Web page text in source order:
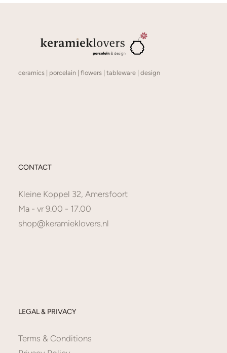
ceramics | porcelain | flowers | tableware | design
CONTACT
Kleine Koppel 32, Amersfoort
Ma - vr 9.00 - 17.00
shop@keramieklovers.nl
LEGAL & PRIVACY
Terms & Conditions